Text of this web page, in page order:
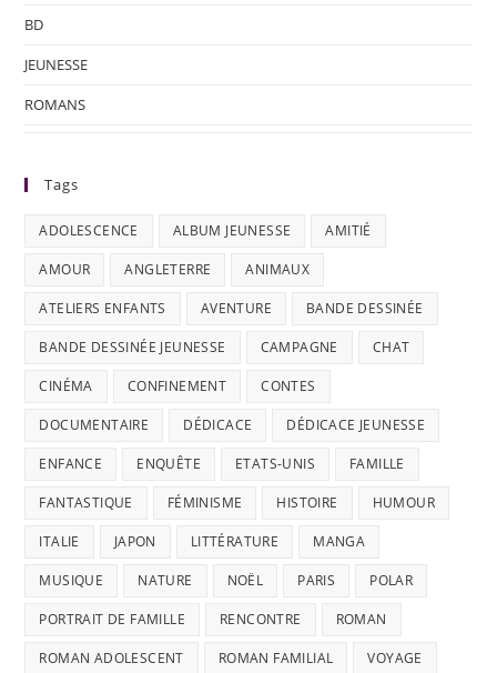
BD
JEUNESSE
ROMANS
Tags
ADOLESCENCE ALBUM JEUNESSE AMITIÉ
AMOUR ANGLETERRE ANIMAUX
ATELIERS ENFANTS AVENTURE BANDE DESSINÉE
BANDE DESSINÉE JEUNESSE CAMPAGNE CHAT
CINÉMA CONFINEMENT CONTES
DOCUMENTAIRE DÉDICACE DÉDICACE JEUNESSE
ENFANCE ENQUÊTE ETATS-UNIS FAMILLE
FANTASTIQUE FÉMINISME HISTOIRE HUMOUR
ITALIE JAPON LITTÉRATURE MANGA
MUSIQUE NATURE NOËL PARIS POLAR
PORTRAIT DE FAMILLE RENCONTRE ROMAN
ROMAN ADOLESCENT ROMAN FAMILIAL VOYAGE